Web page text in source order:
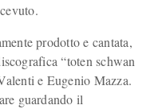
prodotto e cantata,
“toten schwan
e Eugenio Mazza.
guardando il